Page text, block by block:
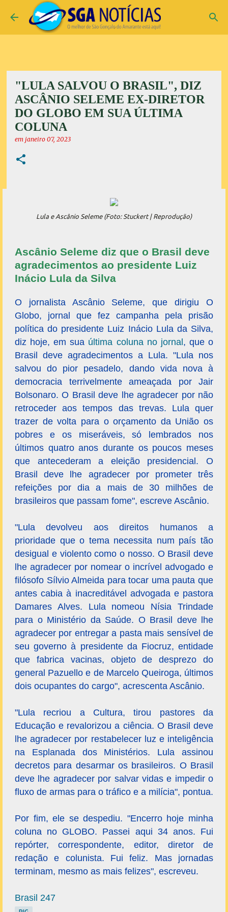
Pular para o conteúdo principal
"LULA SALVOU O BRASIL", DIZ
ASCÂNIO SELEME EX-DIRETOR
DO GLOBO EM SUA ÚLTIMA
COLUNA
em janeiro 07, 2023
Lula e Ascânio Seleme (Foto: Stuckert | Reprodução)
Ascânio Seleme diz que o Brasil deve
agradecimentos ao presidente Luiz
Inácio Lula da Silva
O jornalista Ascânio Seleme, que dirigiu O
Globo, jornal que fez campanha pela prisão
política do presidente Luiz Inácio Lula da Silva,
diz hoje, em sua última coluna no jornal , que o
Brasil deve agradecimentos a Lula. "Lula nos
salvou do pior pesadelo, dando vida nova à
democracia terrivelmente ameaçada por Jair
Bolsonaro. O Brasil deve lhe agradecer por não
retroceder aos tempos das trevas. Lula quer
trazer de volta para o orçamento da União os
pobres e os miseráveis, só lembrados nos
últimos quatro anos durante os poucos meses
que antecederam a eleição presidencial. O
Brasil deve lhe agradecer por prometer três
refeições por dia a mais de 30 milhões de
brasileiros que passam fome", escreve Ascânio.
"Lula devolveu aos direitos humanos a
prioridade que o tema necessita num país tão
desigual e violento como o nosso. O Brasil deve
lhe agradecer por nomear o incrível advogado e
filósofo Sílvio Almeida para tocar uma pauta que
antes cabia à inacreditável advogada e pastora
Damares Alves. Lula nomeou Nísia Trindade
para o Ministério da Saúde. O Brasil deve lhe
agradecer por entregar a pasta mais sensível de
seu governo à presidente da Fiocruz, entidade
que fabrica vacinas, objeto de desprezo do
general Pazuello e de Marcelo Queiroga, últimos
dois ocupantes do cargo", acrescenta Ascânio.
"Lula recriou a Cultura, tirou pastores da
Educação e revalorizou a ciência. O Brasil deve
lhe agradecer por restabelecer luz e inteligência
na Esplanada dos Ministérios. Lula assinou
decretos para desarmar os brasileiros. O Brasil
deve lhe agradecer por salvar vidas e impedir o
fluxo de armas para o tráfico e a milícia", pontua.
Por fim, ele se despediu. "Encerro hoje minha
coluna no GLOBO. Passei aqui 34 anos. Fui
repórter, correspondente, editor, diretor de
redação e colunista. Fui feliz. Mas jornadas
terminam, mesmo as mais felizes", escreveu.
Brasil 247